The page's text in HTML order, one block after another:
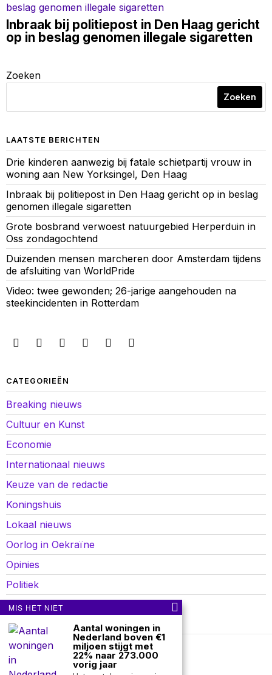
Inbraak bij politiepost in Den Haag gericht
op in beslag genomen illegale sigaretten
Zoeken
Zoeken
LAATSTE BERICHTEN
Drie kinderen aanwezig bij fatale schietpartij vrouw in
woning aan New Yorksingel, Den Haag
Inbraak bij politiepost in Den Haag gericht op in beslag
genomen illegale sigaretten
Grote bosbrand verwoest natuurgebied Herperduin in
Oss zondagochtend
Duizenden mensen marcheren door Amsterdam tijdens
de afsluiting van WorldPride
Video: twee gewonden; 26-jarige aangehouden na
steekincidenten in Rotterdam
CATEGORIEËN
Breaking nieuws
Cultuur en Kunst
Economie
Internationaal nieuws
Keuze van de redactie
Koningshuis
Lokaal nieuws
Oorlog in Oekraïne
Opinies
Politiek
Sport
Over ons Contact
MIS HET NIET
Aantal woningen in
Nederland boven €1
miljoen stijgt met
22% naar 273.000
vorig jaar